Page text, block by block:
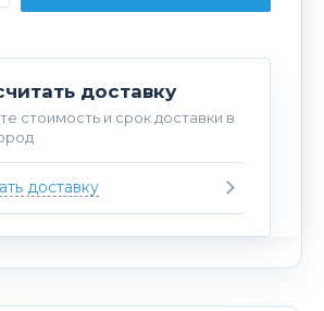
доставку
стоимость и срок доставки в
доставку